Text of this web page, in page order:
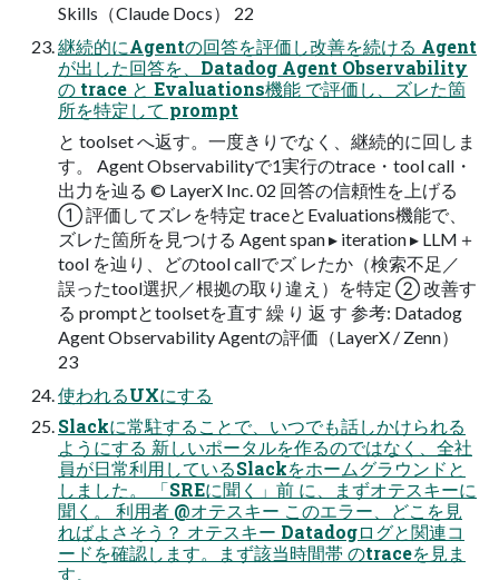
Skills（Claude Docs） 22
継続的にAgentの回答を評価し改善を続ける Agent
が出した回答を、Datadog Agent Observability
の trace と Evaluations機能 で評価し、ズレた箇
所を特定して prompt
と toolset へ返す。一度きりでなく、継続的に回しま
す。 Agent Observabilityで1実行のtrace・tool call・
出力を辿る © LayerX Inc. 02 回答の信頼性を上げる
① 評価してズレを特定 traceとEvaluations機能で、
ズレた箇所を見つける Agent span ▸ iteration ▸ LLM＋
tool を辿り、どのtool callでズ レたか（検索不足／
誤ったtool選択／根拠の取り違え）を特定 ② 改善す
る promptとtoolsetを直す 繰 り 返 す 参考: Datadog
Agent Observability Agentの評価（LayerX / Zenn）
23
使われるUXにする
Slackに常駐することで、いつでも話しかけられる
ようにする 新しいポータルを作るのではなく、全社
員が日常利用しているSlackをホームグラウンドと
しました。 「SREに聞く」前 に、まずオテスキーに
聞く。 利用者 @オテスキー このエラー、どこを見
ればよさそう？ オテスキー Datadogログと関連コ
ードを確認します。まず該当時間帯 のtraceを見ま
す。